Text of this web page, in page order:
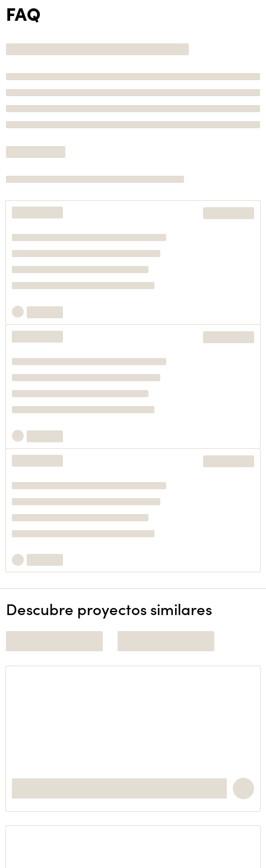
FAQ
Descubre proyectos similares